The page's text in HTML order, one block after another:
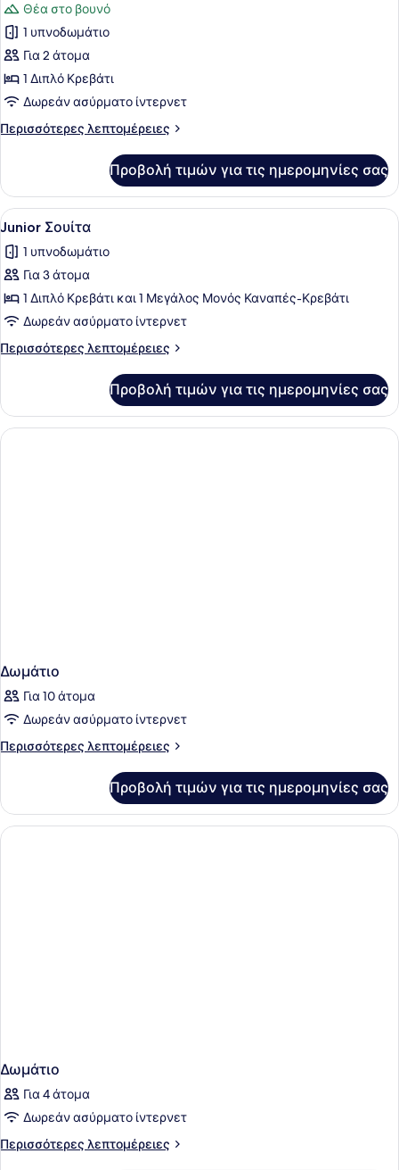
των
φωτογραφιών
για
Deluxe
Δωμάτιο,
Θέα
στο
Θέα στο βουνό
1 υπνοδωμάτιο
Για 2 άτομα
1 Διπλό Κρεβάτι
Δωρεάν ασύρματο ίντερνετ
Περισσότερες λεπτομέρειες
Περισσότερες
Δωμάτιο,
Θέα
στο
Προβολή τιμών για τις ημερομηνίες σας
Προβολή
όλων
των
φωτογραφιών
για
Junior
Σουίτα
Ένα μοντέρνο σαλόνι με έναν
18
Junior Σουίτα
1 υπνοδωμάτιο
Για 3 άτομα
1 Διπλό Κρεβάτι και 1 Μεγάλος Μονός Καναπές-Κρεβάτι
Δωρεάν ασύρματο ίντερνετ
Περισσότερες λεπτομέρειες
Περισσότερες
Σουίτα
Προβολή τιμών για τις ημερομηνίες σας
Δωμάτιο
Για 10 άτομα
Δωρεάν ασύρματο ίντερνετ
Περισσότερες λεπτομέρειες
Περισσότερες
Προβολή τιμών για τις ημερομηνίες σας
Δωμάτιο
Για 4 άτομα
Δωρεάν ασύρματο ίντερνετ
Περισσότερες λεπτομέρειες
Περισσότερες